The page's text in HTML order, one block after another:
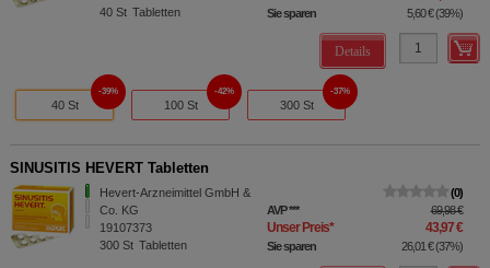
40 St Tabletten Sie sparen 5,60 €(39%)
Details
40 St
39%
100 St
42%
300 St
37%
SINUSITIS HEVERT Tabletten
Hevert-Arzneimittel GmbH &
Co. KG
19107373
300 St Tabletten
0
AVP*** 69,98 €
Unser Preis* 43,97 €
Sie sparen 26,01 €(37%)